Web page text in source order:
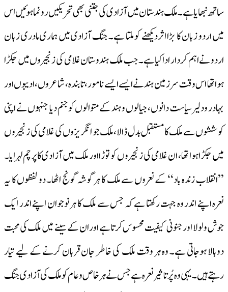
ساتھ نبھایا ہے ۔ ملک ہندستان میں آزادی کی جتنی بھی تحریکیں رونما ہوئیں اس
میں اردو زبان کا بڑا اثردیکھنے کو ملتا ہے۔ جنگ آزادی میں ہماری مادری زبان
اردو نے اہم کردار ادا کیاہے۔ جب ملک ہندوستان غلامی کی زنجیروں میں جکڑا
ہوا تھا اس وقت سرزمین ہند نے ایسے ایسے نامور، تابندہ، شاعروں،ادیبوں اور
بہادر و دلیرسیاست دانوں ، جیالوں و ہند کے متوالوں کو جنم دیا جنہوں نے اپنی
کوششوں سے ملک کا مستقبل بدل ڈالا،ملک جو انگریزوں کی غلامی کی زنجیروں
میں جکڑا ہوا تھا، ان غلامی کی زنجیروں کو توڑا اور ملک میں آزادی کا پرچم لہرایا۔
’’انقلاب زندہ باد‘‘ کے نعروں سے ملک کا ہرگوشہ گونج اٹھا۔ دو لفظوں کا یہ
نعرہ اپنے اندر وہ جہت رکھتا ہے کہ جس سے ملک کا ہر نوجوان اپنے اندر ایک
جوش ولولا اور جنونی کیفیت محسوس کرتا ہے اور ان کے سینے میں ملک کی محبت
دوبالا ہوجاتی ہے۔ وہ ہر وقت ملک کی خاطر جان قربان کرنے کے لیے تیار
رہتے ہیں۔ یہی وہ پُرتاثیر نعرہ ہے جس نے ہر خاص و عام کو ملک کی آزادی جنگ